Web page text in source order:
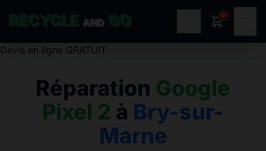
AND
0
Réparation Google
Pixel 2 à Bry-sur-
Marne